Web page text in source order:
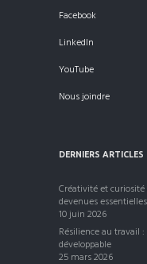
Facebook
LinkedIn
YouTube
Nous joindre
DERNIERS ARTICLES
Créativité et
devenues essentielles
10 juin 2026
Résilience au travail
développable
25 mars 2026